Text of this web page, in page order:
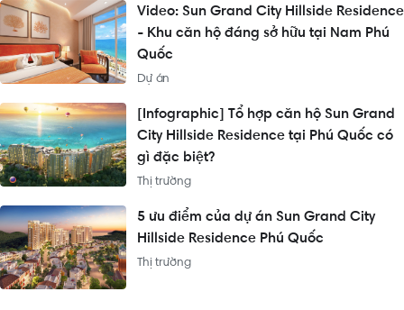
Video: Sun Grand City Hillside Residence
- Khu căn hộ đáng sở hữu tại Nam Phú
Quốc
Dự án
[Infographic] Tổ hợp căn hộ Sun Grand
City Hillside Residence tại Phú Quốc có
gì đặc biệt?
Thị trường
5 ưu điểm của dự án Sun Grand City
Hillside Residence Phú Quốc
Thị trường